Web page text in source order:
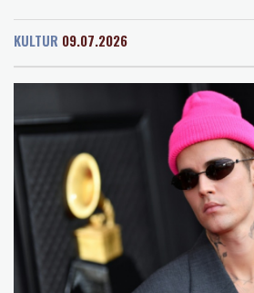
Dresden
Baden-Baden
31 °C
Ostchina auf Land getroffen
Nächster Dreifachsieg für Aprilia -
Verkehrsminister Bilger will Boni von
Bericht: Trotz Sanierung nur jeder
und Berlin pünktlich
FC Bayern: Kompany setzt auf Musiala
KULTUR 09.07.2026